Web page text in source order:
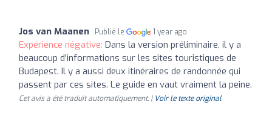
Jos van Maanen Publié le 1 year ago
Expérience négative: Dans la version préliminaire, il y a
beaucoup d'informations sur les sites touristiques de
Budapest. Il y a aussi deux itinéraires de randonnée qui
passent par ces sites. Le guide en vaut vraiment la peine.
Cet avis a été traduit automatiquement. | Voir le texte original